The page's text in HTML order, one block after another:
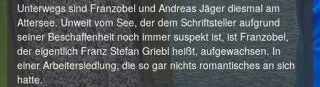
Unterwegs sind Franzobel und Andreas Jäger diesmal am
Attersee. Unweit vom See, der dem Schriftsteller aufgrund
seiner Beschaffenheit noch immer suspekt ist, ist Franzobel,
der eigentlich Franz Stefan Griebl heißt, aufgewachsen. In
einer Arbeitersiedlung, die so gar nichts romantisches an sich
hatte.